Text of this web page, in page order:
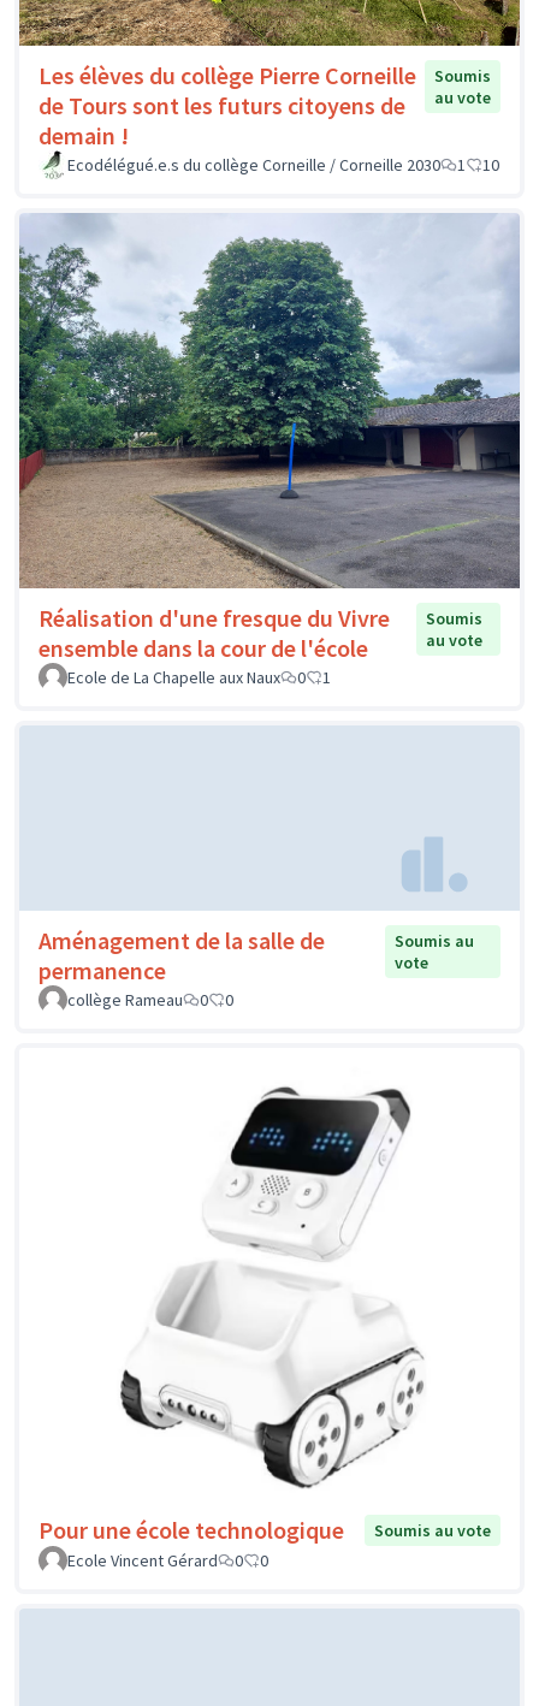
Les élèves du collège Pierre Corneille
de Tours sont les futurs citoyens de
demain !
Soumis
au vote
Ecodélégué.e.s du collège Corneille / Corneille 2030 1 10
Réalisation d'une fresque du Vivre
ensemble dans la cour de l'école
Soumis
au vote
Ecole de La Chapelle aux Naux
0 1
Aménagement de la salle de
permanence
Soumis au
vote
collège Rameau
0 0
Pour une école technologique
Soumis au vote
Ecole Vincent Gérard
0 0